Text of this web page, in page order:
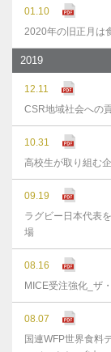
01.10
2020年の旧正月は
2019
12.11
CSR地域社会への
10.31
高校生が取り組む
09.19
ラグビー日本代表
場
08.16
MICE受注強化_ザ
08.07
国連WFP世界食料